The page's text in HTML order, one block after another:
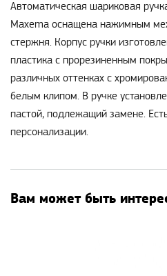
Автоматическая шариковая
Maxema оснащена нажимным
стержня. Корпус ручки
пластика с прорезиненным
различных оттенках с
белым клипом. В ручке
пастой, подлежащий замене.
персонализации.
Вам может быть